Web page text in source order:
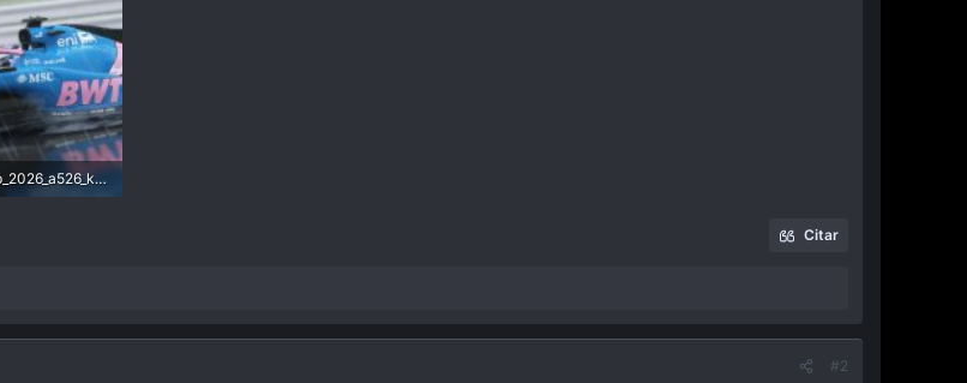
Screenshot_gp_2026_a526_ks_silverstone_15-1-126-7-1-6.jpg
Citar
#2